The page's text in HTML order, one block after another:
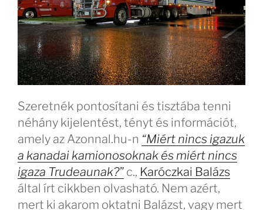
Szeretnék pontosítani és tisztába tenni
néhány kijelentést, tényt és információt,
amely az Azonnal.hu-n “Miért nincs igazuk
a kanadai kamionosoknak és miért nincs
igaza Trudeaunak?” c., Karóczkai Balázs
által írt cikkben olvasható. Nem azért,
mert ki akarom oktatni Balázst, vagy mert